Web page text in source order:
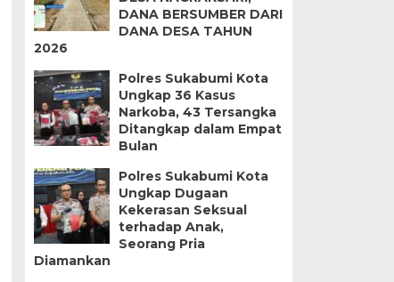
DANA BERSUMBER DARI
DANA DESA TAHUN
2026
Polres Sukabumi Kota
Ungkap 36 Kasus
Narkoba, 43 Tersangka
Ditangkap dalam Empat
Bulan
Polres Sukabumi Kota
Ungkap Dugaan
Kekerasan Seksual
terhadap Anak,
Seorang Pria
Diamankan